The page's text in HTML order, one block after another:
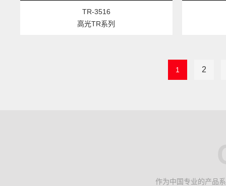
TR-3516
高光TR系列
1 2
作为中国专业的产品